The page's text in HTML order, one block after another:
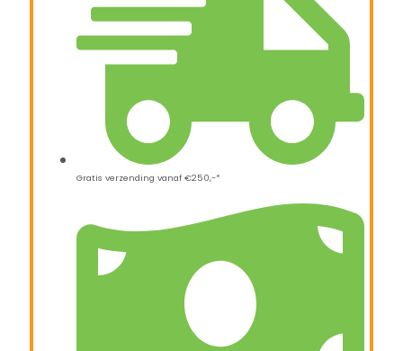
Gratis verzending vanaf €250,-*